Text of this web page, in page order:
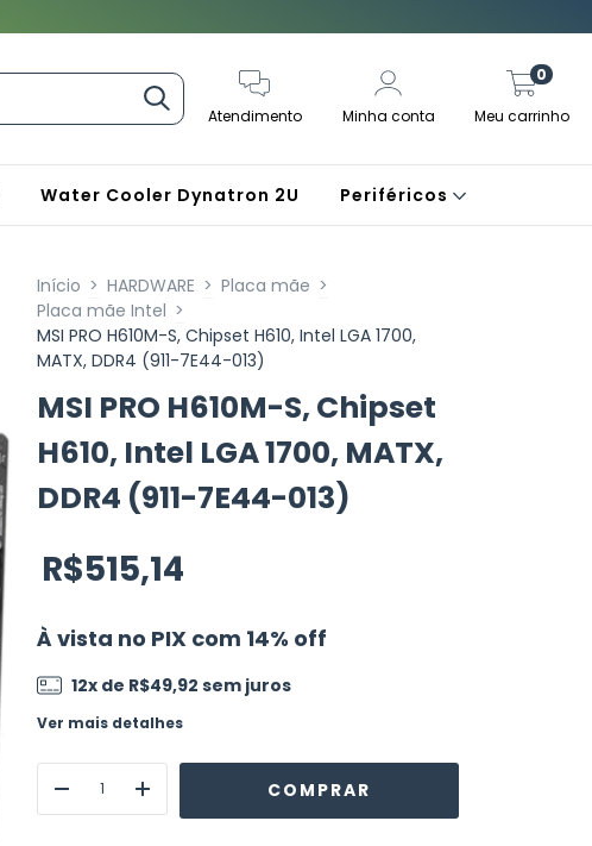
Atendimento Minha conta Meu carrinho
0
Water Cooler Dynatron 2U Periféricos
Início > HARDWARE > Placa mãe >
Placa mãe Intel >
MSI PRO H610M-S, Chipset H610, Intel LGA 1700,
MATX, DDR4 (911-7E44-013)
MSI PRO H610M-S, Chipset
H610, Intel LGA 1700, MATX,
DDR4 (911-7E44-013)
R$515,14
À vista no PIX com 14% off
12x de R$49,92 sem juros
Ver mais detalhes